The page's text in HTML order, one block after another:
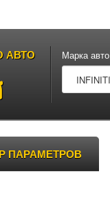
АВТО Марка авто
ПАРАМЕТРОВ